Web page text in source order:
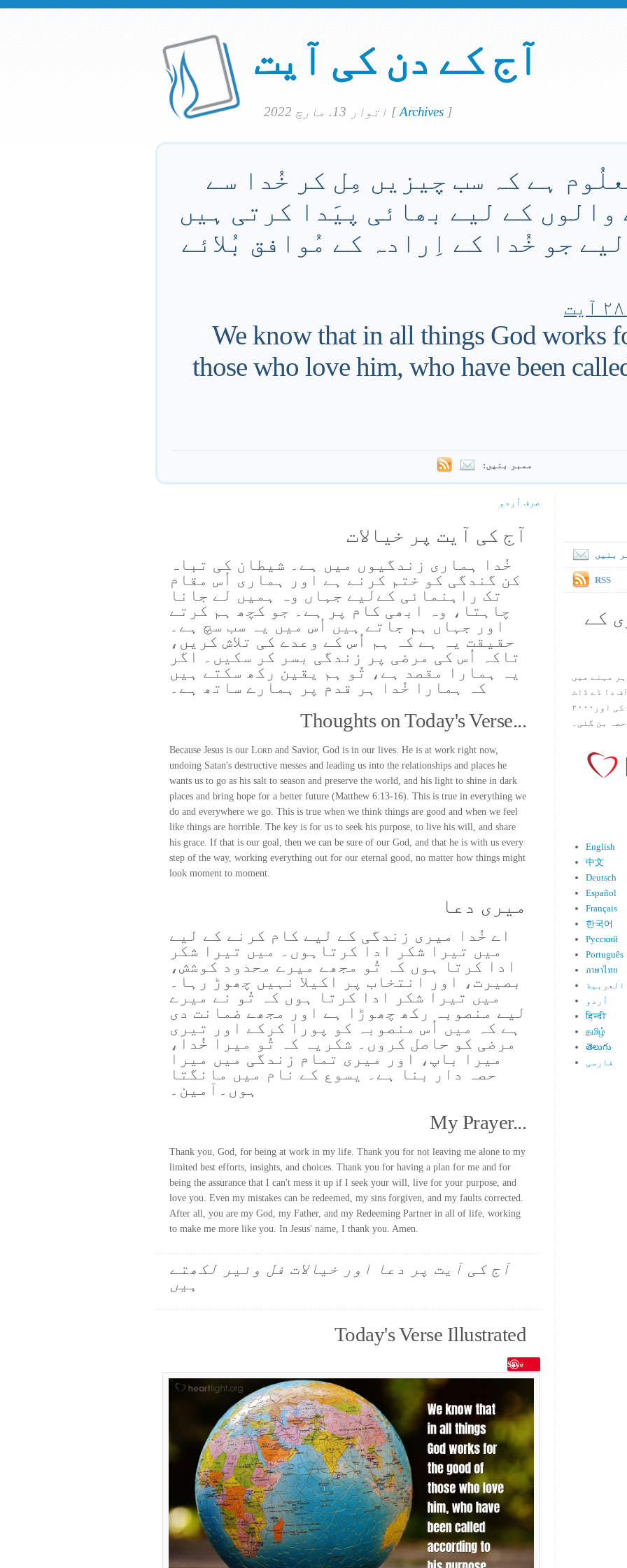
آج کے دن کی آیت
[Archives ]
ہے کہ سب چیزیں مِل کر خُدا سے
والوں کے لیے بھائی پیَدا کرتی ہیں
جو خُدا کے اِرادہ کے مُوافق بُلائے
We know that in all things God works
those who love him, who have been
ممبر بنیں:
صرف اُردو
آج کی آیت پر خیالات
خُدا ہماری زندگیوں میں ہے۔ شیطان کی تباہ
کن گندگی کو ختم کرنے ہے اور ہماری اُس مقام
تک راہنمائی کےلیے جہاں وہ ہمیں لے جانا
چاہتا، وہ ابھی کام پر ہے۔ جو کچھ ہم کرتے
اور جہاں ہم جاتے ہیں اُس میں یہ سب سچ ہے۔
حقیقت یہ ہے کہ ہم اُس کے وعدے کی تلاش کریں،
تاکہ اُس کی مرضی پر زندگی بسر کر سکیں۔ اگر
یہ ہمارا مقصد ہے، تُو ہم یقین رکھ سکتے ہیں
کہ ہمارا خُدا ہر قدم پر ہمارے ساتھ ہے۔
Thoughts on Today's Verse...
Because Jesus is our Lord and Savior, God is in our lives. He is at work right now,
undoing Satan's destructive messes and leading us into the relationships and places he
wants us to go as his salt to season and preserve the world, and his light to shine in dark
places and bring hope for a better future (Matthew 6:13-16). This is true in everything we
do and everywhere we go. This is true when we think things are good and when we feel
like things are horrible. The key is for us to seek his purpose, to live his will, and share
his grace. If that is our goal, then we can be sure of our God, and that he is with us every
step of the way, working everything out for our eternal good, no matter how things might
look moment to moment.
میری دعا
اے خُدا میری زندگی کے لیے کام کرنے کے لیے
میں تیرا شکر ادا کرتاہوں۔ میں تیرا شکر
ادا کرتا ہوں کہ تُو مجھے میرے محدود کوشش،
بصیرت، اور انتخاب پر اکیلا نہیں چھوڑ رہا۔
میں تیرا شکر ادا کرتا ہوں کہ تُو نے میرے
لیے منصوبہ رکھ چھوڑا ہے اور مجھے ضمانت دی
ہے کہ میں اُس منصوبہ کو پورا کرکے اور تیری
مرضی کو حاصل کروں۔ شکریہ کہ تُو میرا خُدا،
میرا باپ، اور میری تمام زندگی میں میرا
حصہ دار بنا ہے۔ یسوع کے نام میں مانگتا
ہوں۔آمین۔
My Prayer...
Thank you, God, for being at work in my life. Thank you for not leaving me alone to my
limited best efforts, insights, and choices. Thank you for having a plan for me and for
being the assurance that I can't mess it up if I seek your will, live for your purpose, and
love you. Even my mistakes can be redeemed, my sins forgiven, and my faults corrected.
After all, you are my God, my Father, and my Redeeming Partner in all of life, working
to make me more like you. In Jesus' name, I thank you. Amen.
آج کی آیت پر دعا اور خیالات فل وئیر لکھتے
ہیں
Today's Verse Illustrated
Save
بنیں
RSS
کے
مہنے میں
آف دا ڈے ڈاٹ
کام ۱۹۹۸ میں بین سٹیڈ نے شروع کی اور۲۰۰۰
حصہ بن گئی۔
English
中文
Deutsch
Español
Français
한국어
Русский
Português
ภาษาไทย
العربية
اُردو
हिन्दी
தமிழ்
తెలుగు
فارسی